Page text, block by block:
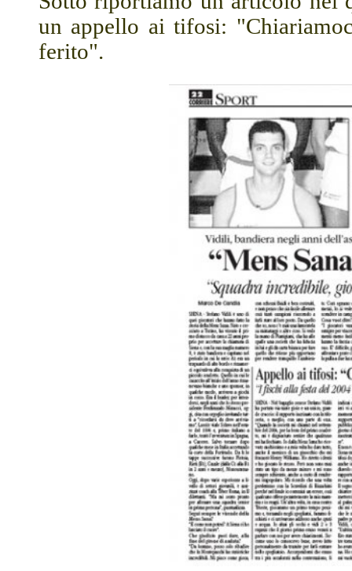
un appello ai tifosi:
ferito".